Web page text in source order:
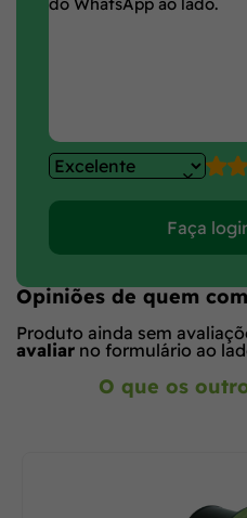
Faça
Opiniões de quem
Produto ainda sem
avaliar no formulário ao
O que os